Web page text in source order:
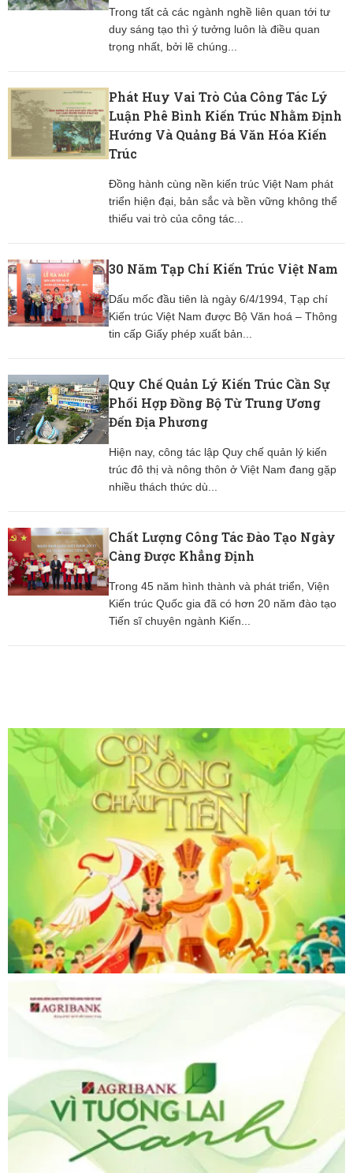
Trong tất cả các ngành nghề liên quan tới tư
duy sáng tạo thì ý tưởng luôn là điều quan
trọng nhất, bởi lẽ chúng...
Phát Huy Vai Trò Của Công Tác Lý
Luận Phê Bình Kiến Trúc Nhằm Định
Hướng Và Quảng Bá Văn Hóa Kiến
Trúc
Đồng hành cùng nền kiến trúc Việt Nam phát
triển hiện đại, bản sắc và bền vững không thể
thiếu vai trò của công tác...
30 Năm Tạp Chí Kiến Trúc Việt Nam
Dấu mốc đầu tiên là ngày 6/4/1994, Tạp chí
Kiến trúc Việt Nam được Bộ Văn hoá – Thông
tin cấp Giấy phép xuất bản...
Quy Chế Quản Lý Kiến Trúc Cần Sự
Phối Hợp Đồng Bộ Từ Trung Ương
Đến Địa Phương
Hiện nay, công tác lập Quy chế quản lý kiến
trúc đô thị và nông thôn ở Việt Nam đang gặp
nhiều thách thức dù...
Chất Lượng Công Tác Đào Tạo Ngày
Càng Được Khẳng Định
Trong 45 năm hình thành và phát triển, Viện
Kiến trúc Quốc gia đã có hơn 20 năm đào tạo
Tiến sĩ chuyên ngành Kiến...